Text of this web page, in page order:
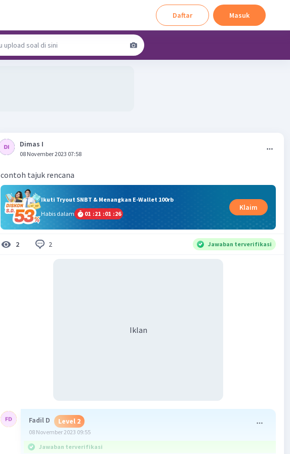
Daftar Masuk
Dimas I
08 November 2023 07:58
contoh tajuk rencana
Ikuti Tryout SNBT & Menangkan E-Wallet 100rb
Habis dalam
01 :21 :01 :25
Klaim
2 2 Jawaban terverifikasi
Iklan
Fadil D Level 2
08 November 2023 09:55
Jawaban terverifikasi